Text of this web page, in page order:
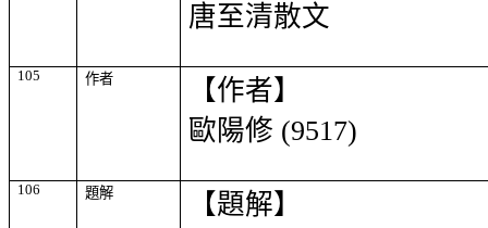
唐至清散文
105 作者
【作者】
歐陽修 (9517)
106 題解
【題解】